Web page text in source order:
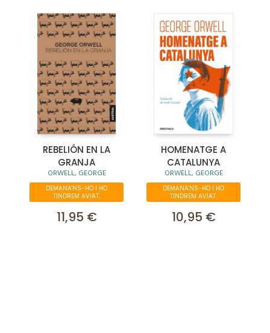
REBELIÓN EN LA
GRANJA
ORWELL, GEORGE
DEMANA'NS-HO I HO
TINDREM AVIAT.
11,95 €
HOMENATGE A
CATALUNYA
ORWELL, GEORGE
DEMANA'NS-HO I HO
TINDREM AVIAT.
10,95 €